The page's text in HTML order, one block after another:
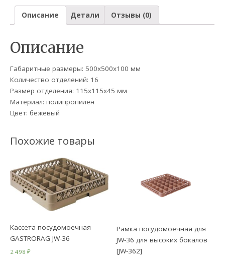
Описание Детали Отзывы (0)
Описание
Габаритные размеры: 500х500х100 мм
Количество отделений: 16
Размер отделения: 115х115х45 мм
Материал: полипропилен
Цвет: бежевый
Похожие товары
Кассета посудомоечная
GASTRORAG JW-36
2 498₽
Рамка посудомоечная для
JW-36 для высоких бокалов
[JW-362]